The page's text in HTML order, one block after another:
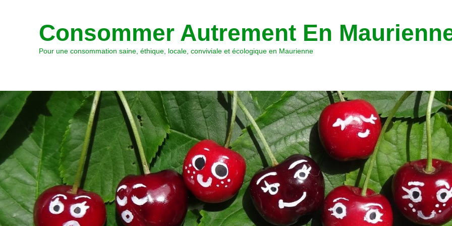
Consommer Autrement En
Pour une consommation saine, éthique, locale, conviviale et écologique en Maurienne